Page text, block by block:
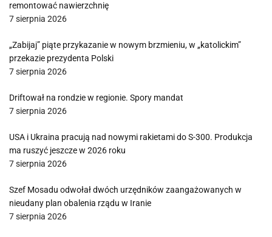
remontować nawierzchnię
7 sierpnia 2026
„Zabijaj” piąte przykazanie w nowym brzmieniu, w „katolickim”
przekazie prezydenta Polski
7 sierpnia 2026
Driftował na rondzie w regionie. Spory mandat
7 sierpnia 2026
USA i Ukraina pracują nad nowymi rakietami do S-300. Produkcja
ma ruszyć jeszcze w 2026 roku
7 sierpnia 2026
Szef Mosadu odwołał dwóch urzędników zaangażowanych w
nieudany plan obalenia rządu w Iranie
7 sierpnia 2026